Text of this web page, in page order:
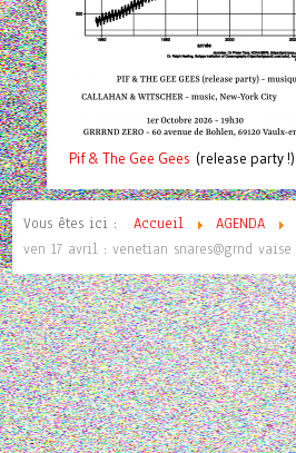
Pif& The Gee Gees (release party !)
Vous êtes ici : Accueil AGENDA
ven 17 avril : venetian snares@grnd vaise